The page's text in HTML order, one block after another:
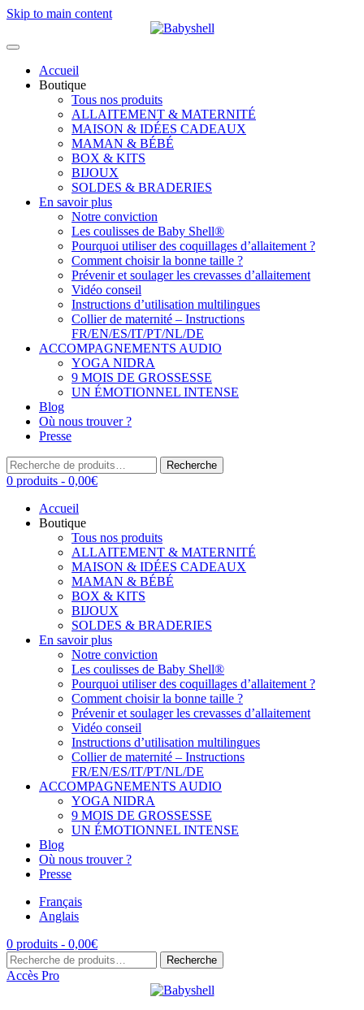
Skip to main content
Accueil
Boutique
Tous nos produits
ALLAITEMENT & MATERNITÉ
MAISON & IDÉES CADEAUX
MAMAN & BÉBÉ
BOX & KITS
BIJOUX
SOLDES & BRADERIES
En savoir plus
Notre conviction
Les coulisses de Baby Shell®
Pourquoi utiliser des coquillages d’allaitement ?
Comment choisir la bonne taille ?
Prévenir et soulager les crevasses d’allaitement
Vidéo conseil
Instructions d’utilisation multilingues
Collier de maternité – Instructions
FR/EN/ES/IT/PT/NL/DE
ACCOMPAGNEMENTS AUDIO
YOGA NIDRA
9 MOIS DE GROSSESSE
UN ÉMOTIONNEL INTENSE
Blog
Où nous trouver ?
Presse
Recherche
pour :
Recherche
0 produits - 0,00€
Accueil
Boutique
Tous nos produits
ALLAITEMENT & MATERNITÉ
MAISON & IDÉES CADEAUX
MAMAN & BÉBÉ
BOX & KITS
BIJOUX
SOLDES & BRADERIES
En savoir plus
Notre conviction
Les coulisses de Baby Shell®
Pourquoi utiliser des coquillages d’allaitement ?
Comment choisir la bonne taille ?
Prévenir et soulager les crevasses d’allaitement
Vidéo conseil
Instructions d’utilisation multilingues
Collier de maternité – Instructions
FR/EN/ES/IT/PT/NL/DE
ACCOMPAGNEMENTS AUDIO
YOGA NIDRA
9 MOIS DE GROSSESSE
UN ÉMOTIONNEL INTENSE
Blog
Où nous trouver ?
Presse
Français
Anglais
0 produits - 0,00€
Recherche
pour :
Recherche
Accès Pro